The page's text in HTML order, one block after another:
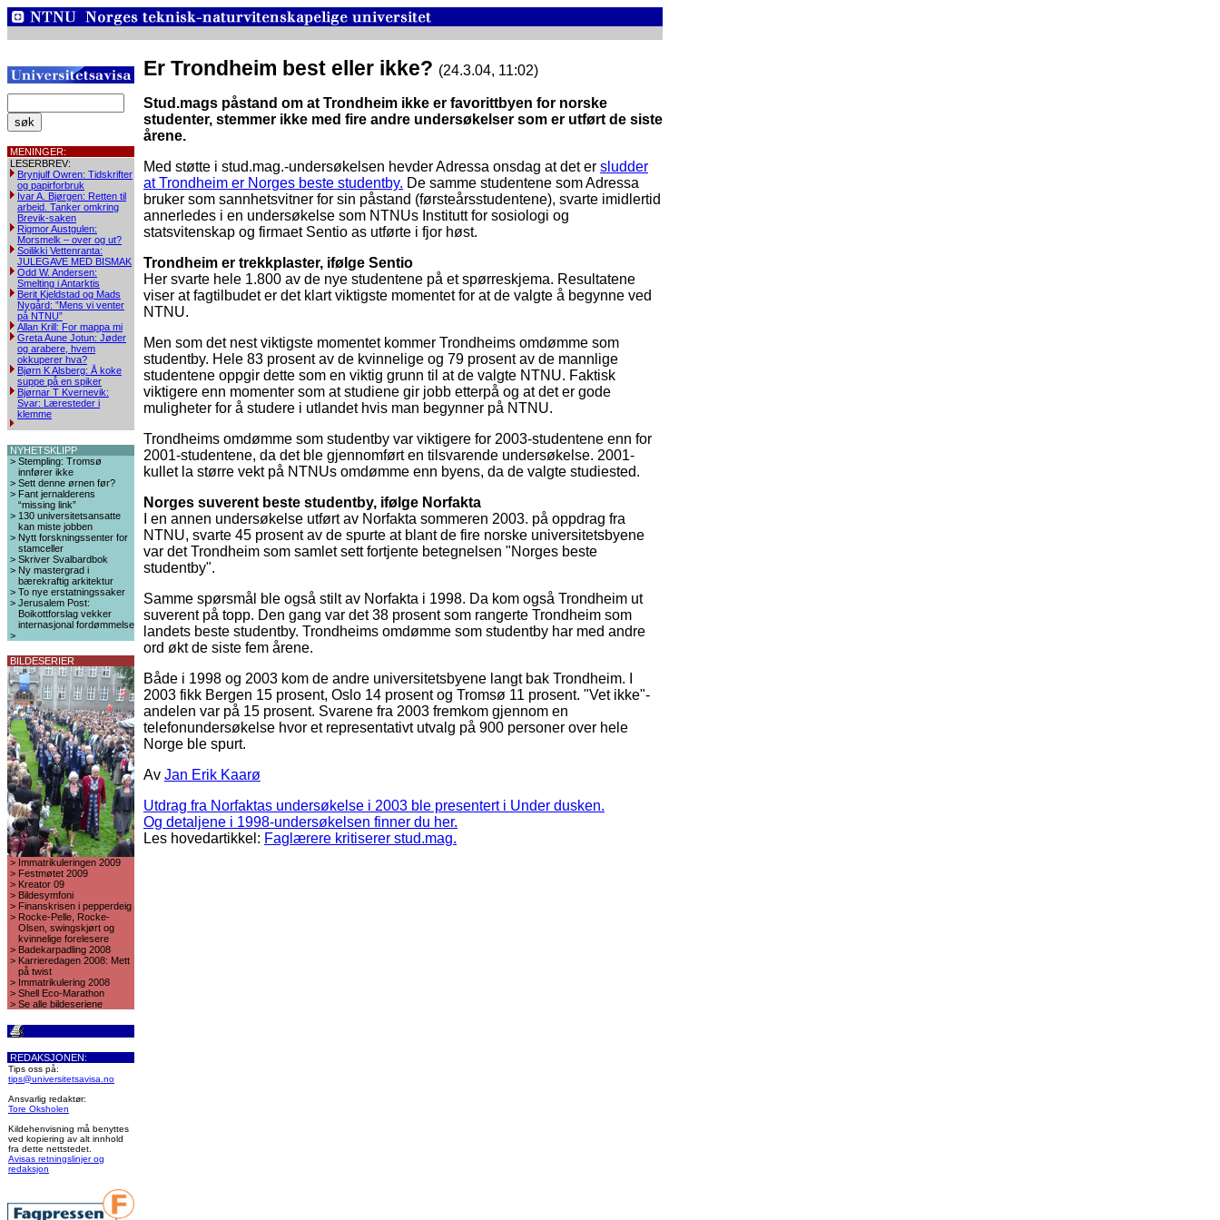
MENINGER:
LESERBREV:
Brynjulf Owren: Tidskrifter
og papirforbruk
Ivar A. Bjørgen: Retten til
arbeid. Tanker omkring
Brevik-saken
Rigmor Austgulen:
Morsmelk – over og ut?
Soilikki Vettenranta:
JULEGAVE MED BISMAK
Odd W. Andersen:
Smelting i Antarktis
Berit Kjeldstad og Mads
Nygård: ”Mens vi venter
på NTNU”
Allan Krill: For mappa mi
Greta Aune Jotun: Jøder
og arabere, hvem
okkuperer hva?
Bjørn K Alsberg: Å koke
suppe på en spiker
Bjørnar T Kvernevik:
Svar: Læresteder i
klemme
NYHETSKLIPP
> Stempling: Tromsø
innfører ikke
> Sett denne ørnen før?
> Fant jernalderens
“missing link”
> 130 universitetsansatte
kan miste jobben
> Nytt forskningssenter for
stamceller
> Skriver Svalbardbok
> Ny mastergrad i
bærekraftig arkitektur
> To nye erstatningssaker
> Jerusalem Post:
Boikottforslag vekker
internasjonal fordømmelse
>
BILDESERIER
> Immatrikuleringen 2009
> Festmøtet 2009
> Kreator 09
> Bildesymfoni
> Finanskrisen i pepperdeig
> Rocke-Pelle, Rocke-
Olsen, swingskjørt og
kvinnelige forelesere
> Badekarpadling 2008
> Karrieredagen 2008: Mett
på twist
> Immatrikulering 2008
> Shell Eco-Marathon
> Se alle bildeseriene
REDAKSJONEN:
Tips oss på:
tips@universitetsavisa.no
Ansvarlig redaktør:
Tore Oksholen
Kildehenvisning må benyttes
ved kopiering av alt innhold
fra dette nettstedet.
Avisas retningslinjer og
redaksjon
Er Trondheim best eller ikke? (24.3.04, 11:02)
Stud.mags påstand om at Trondheim ikke er favorittbyen for norske
studenter, stemmer ikke med fire andre undersøkelser som er utført de siste
årene.
Med støtte i stud.mag.-undersøkelsen hevder Adressa onsdag at det er sludder
at Trondheim er Norges beste studentby. De samme studentene som Adressa
bruker som sannhetsvitner for sin påstand (førsteårsstudentene), svarte imidlertid
annerledes i en undersøkelse som NTNUs Institutt for sosiologi og
statsvitenskap og firmaet Sentio as utførte i fjor høst.
Trondheim er trekkplaster, ifølge Sentio
Her svarte hele 1.800 av de nye studentene på et spørreskjema. Resultatene
viser at fagtilbudet er det klart viktigste momentet for at de valgte å begynne ved
NTNU.
Men som det nest viktigste momentet kommer Trondheims omdømme som
studentby. Hele 83 prosent av de kvinnelige og 79 prosent av de mannlige
studentene oppgir dette som en viktig grunn til at de valgte NTNU. Faktisk
viktigere enn momenter som at studiene gir jobb etterpå og at det er gode
muligheter for å studere i utlandet hvis man begynner på NTNU.
Trondheims omdømme som studentby var viktigere for 2003-studentene enn for
2001-studentene, da det ble gjennomført en tilsvarende undersøkelse. 2001-
kullet la større vekt på NTNUs omdømme enn byens, da de valgte studiested.
Norges suverent beste studentby, ifølge Norfakta
I en annen undersøkelse utført av Norfakta sommeren 2003. på oppdrag fra
NTNU, svarte 45 prosent av de spurte at blant de fire norske universitetsbyene
var det Trondheim som samlet sett fortjente betegnelsen "Norges beste
studentby".
Samme spørsmål ble også stilt av Norfakta i 1998. Da kom også Trondheim ut
suverent på topp. Den gang var det 38 prosent som rangerte Trondheim som
landets beste studentby. Trondheims omdømme som studentby har med andre
ord økt de siste fem årene.
Både i 1998 og 2003 kom de andre universitetsbyene langt bak Trondheim. I
2003 fikk Bergen 15 prosent, Oslo 14 prosent og Tromsø 11 prosent. "Vet ikke"-
andelen var på 15 prosent. Svarene fra 2003 fremkom gjennom en
telefonundersøkelse hvor et representativt utvalg på 900 personer over hele
Norge ble spurt.
Av Jan Erik Kaarø
Utdrag fra Norfaktas undersøkelse i 2003 ble presentert i Under dusken.
Og detaljene i 1998-undersøkelsen finner du her.
Les hovedartikkel: Faglærere kritiserer stud.mag.